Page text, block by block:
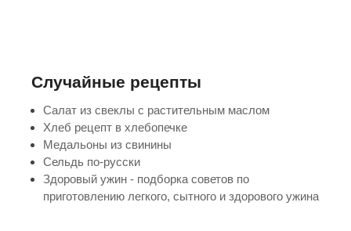
Случайные рецепты
Салат из свеклы с растительным маслом
Хлеб рецепт в хлебопечке
Медальоны из свинины
Сельдь по-русски
Здоровый ужин - подборка советов по
приготовлению легкого, сытного и здорового ужина